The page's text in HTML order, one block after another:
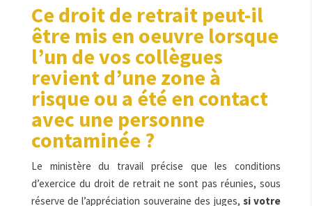
Ce droit de retrait peut-il
être mis en oeuvre lorsque
l’un de vos collègues
revient d’une zone à
risque ou a été en contact
avec une personne
contaminée ?
Le ministère du travail précise que les conditions
d’exercice du droit de retrait ne sont pas réunies, sous
réserve de l’appréciation souveraine des juges, si votre